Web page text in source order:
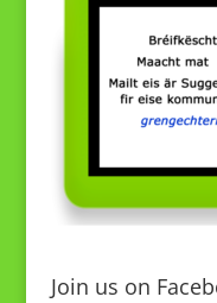
Join us on